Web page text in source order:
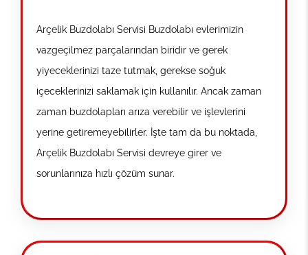
Arçelik Buzdolabı Servisi Buzdolabı evlerimizin
vazgeçilmez parçalarından biridir ve gerek
yiyeceklerinizi taze tutmak, gerekse soğuk
içeceklerinizi saklamak için kullanılır. Ancak zaman
zaman buzdolapları arıza verebilir ve işlevlerini
yerine getiremeyebilirler. İşte tam da bu noktada,
Arçelik Buzdolabı Servisi devreye girer ve
sorunlarınıza hızlı çözüm sunar.